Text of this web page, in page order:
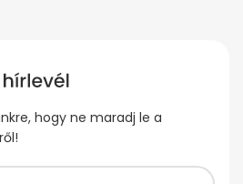
hogy ne maradj le a